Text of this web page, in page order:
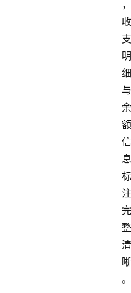
，
收
支
明
细
与
余
额
信
息
标
注
完
整
清
晰
。